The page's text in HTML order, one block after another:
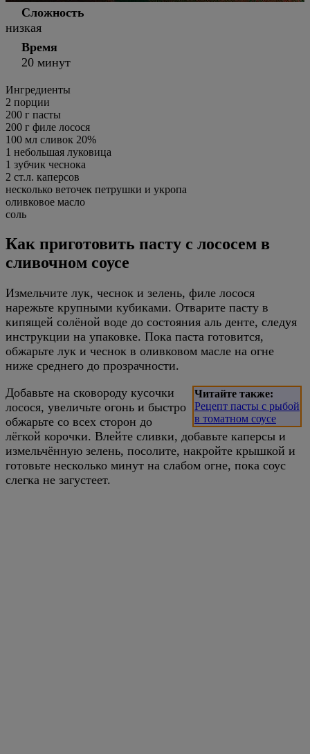
Сложность
низкая
Время
20 минут
Ингредиенты
2 порции
200 г пасты
200 г филе лосося
100 мл сливок 20%
1 небольшая луковица
1 зубчик чеснока
2 ст.л. каперсов
несколько веточек петрушки и укропа
оливковое масло
соль
Как приготовить пасту с лососем в
сливочном соусе
Измельчите лук, чеснок и зелень, филе лосося
нарежьте крупными кубиками. Отварите пасту в
кипящей солёной воде до состояния аль денте, следуя
инструкции на упаковке. Пока паста готовится,
обжарьте лук и чеснок в оливковом масле на огне
ниже среднего до прозрачности.
Читайте также:
Рецепт пасты с рыбой
в томатном соусе
Добавьте на сковороду кусочки
лосося, увеличьте огонь и быстро
обжарьте со всех сторон до
лёгкой корочки. Влейте сливки, добавьте каперсы и
измельчённую зелень, посолите, накройте крышкой и
готовьте несколько минут на слабом огне, пока соус
слегка не загустеет.